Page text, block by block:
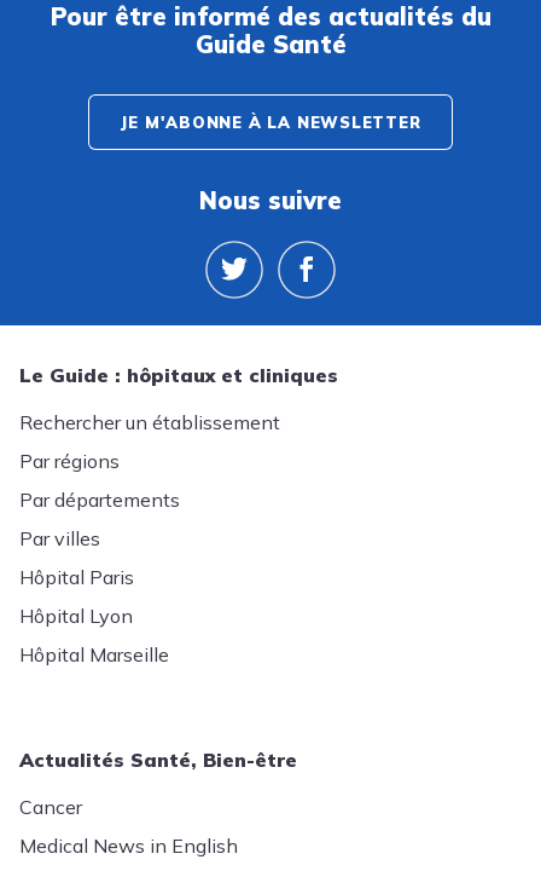
Pour être informé des actualités du
Guide Santé
JE M'ABONNE À LA NEWSLETTER
Nous suivre
Le Guide : hôpitaux et cliniques
Rechercher un établissement
Par régions
Par départements
Par villes
Hôpital Paris
Hôpital Lyon
Hôpital Marseille
Actualités Santé, Bien-être
Cancer
Medical News in English